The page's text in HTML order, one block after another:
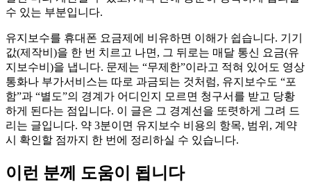
수 있는 부분입니다.
유지보수를 휴대폰 요금제에 비유하면 이해가 쉽습니다. 기기
값(제작비)을 한 번 치르고 나면, 그 뒤로는 매달 통신 요금(유
지보수비)을 냅니다. 문제는 “무제한”이라고 적혀 있어도 영상
통화나 부가서비스는 따로 과금되는 것처럼, 유지보수도 “포
함”과 “별도”의 경계가 어디인지 모르면 청구서를 받고 당황
하게 된다는 점입니다. 이 글은 그 경계선을 또렷하게 그려 드
리는 글입니다. 약 3분이면 유지보수 비용의 항목, 범위, 계약
시 확인할 점까지 한 번에 정리하실 수 있습니다.
이런 분께 도움이 됩니다